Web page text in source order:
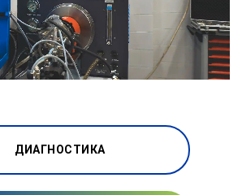
ДИАГНОСТИКА